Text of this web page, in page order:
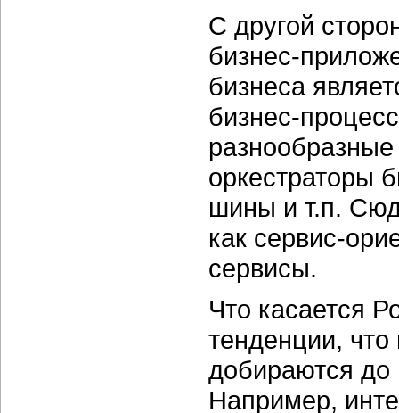
С другой
бизнес-
бизнеса
бизнес-
оркестраторы
шины и т.п.
как сервис-
сервисы.
Что касается
тенденции,
добираются до
Например,